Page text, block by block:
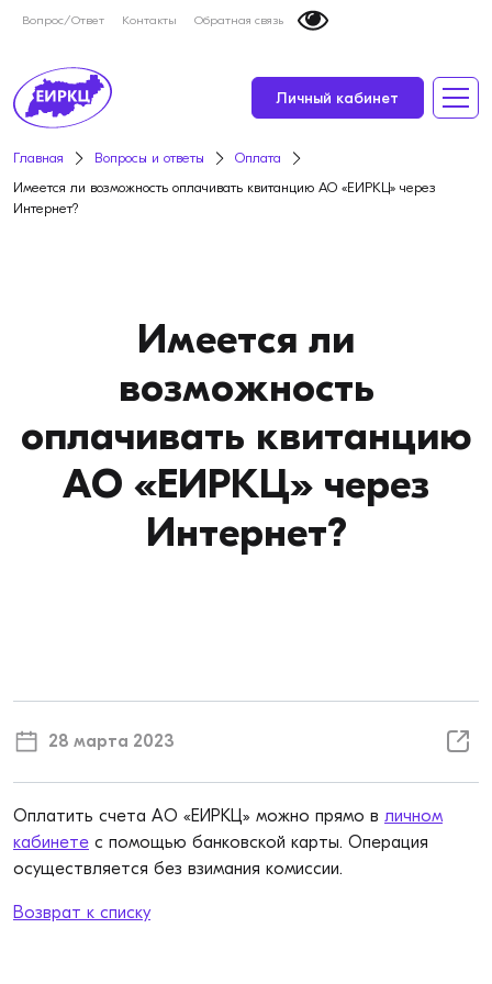
Вопрос/Ответ Контакты Обратная связь
Личный кабинет
Главная Вопросы и ответы
Оплата
Имеется ли возможность оплачивать квитанцию АО «ЕИРКЦ» через
Интернет?
Имеется ли
возможность
оплачивать квитанцию
АО «ЕИРКЦ» через
Интернет?
28 марта 2023
Оплатить счета АО «ЕИРКЦ» можно прямо в личном
кабинете с помощью банковской карты. Операция
осуществляется без взимания комиссии.
Возврат к списку